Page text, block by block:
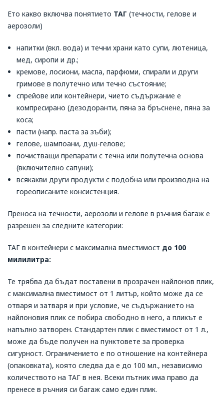
Ето какво включва понятието ТАГ (течности, гелове и
аерозоли)
напитки (вкл. вода) и течни храни като супи, лютеница,
мед, сиропи и др.;
кремове, лосиони, масла, парфюми, спирали и други
гримове в полутечно или течно състояние;
спрейове или контейнери, чието съдържание е
компресирано (дезодоранти, пяна за бръснене, пяна за
коса;
пасти (напр. паста за зъби);
гелове, шампоани, душ-гелове;
почистващи препарати с течна или полутечна основа
(включително сапуни);
всякакви други продукти с подобна или производна на
гореописаните консистенция.
Преноса на течности, аерозоли и гелове в ръчния багаж е
разрешен за следните категории:
ТАГ в контейнери с максимална вместимост до 100
милилитра:
Те трябва да бъдат поставени в прозрачен найлонов плик,
с максимална вместимост от 1 литър, който може да се
отваря и затваря и при условие, че съдържанието на
найлоновия плик се побира свободно в него, а пликът е
напълно затворен. Стандартен плик с вместимост от 1 л.,
може да бъде получен на пунктовете за проверка
сигурност. Ограничението е по отношение на контейнера
(опаковката), която следва да е до 100 мл., независимо
количеството на ТАГ в нея. Всеки пътник има право да
пренесе в ръчния си багаж само един плик.